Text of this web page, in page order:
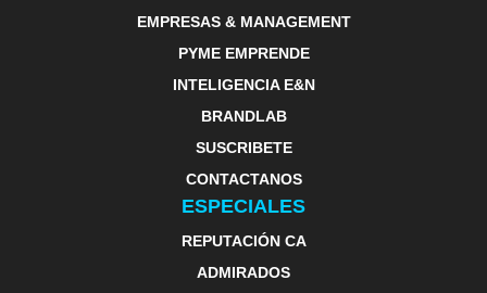
EMPRESAS & MANAGEMENT
PYME EMPRENDE
INTELIGENCIA E&N
BRANDLAB
SUSCRIBETE
CONTACTANOS
ESPECIALES
REPUTACIÓN CA
ADMIRADOS